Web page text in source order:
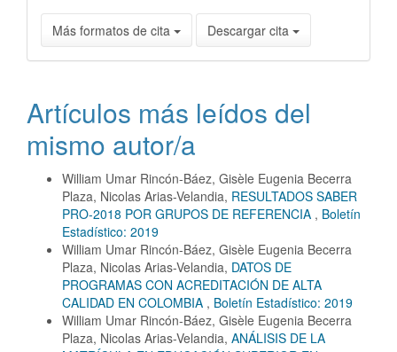
Más formatos de cita Descargar cita
Artículos más leídos del
mismo autor/a
William Umar Rincón-Báez, Gisèle Eugenia Becerra
Plaza, Nicolas Arias-Velandia, RESULTADOS SABER
PRO-2018 POR GRUPOS DE REFERENCIA , Boletín
Estadístico: 2019
William Umar Rincón-Báez, Gisèle Eugenia Becerra
Plaza, Nicolas Arias-Velandia, DATOS DE
PROGRAMAS CON ACREDITACIÓN DE ALTA
CALIDAD EN COLOMBIA , Boletín Estadístico: 2019
William Umar Rincón-Báez, Gisèle Eugenia Becerra
Plaza, Nicolas Arias-Velandia, ANÁLISIS DE LA